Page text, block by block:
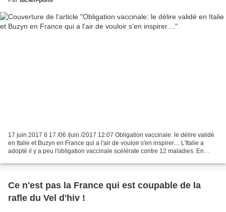
17 juin 2017 6 17 /06 /juin /2017 12:07 Obligation vaccinale: le délire validé
en Italie et Buzyn en France qui a l'air de vouloir s'en inspirer.... L'Italie a
adopté il y a peu l'obligation vaccinale scélérate contre 12 maladies. En
Ce n'est pas la France qui est coupable de la
rafle du Vel d'hiv !